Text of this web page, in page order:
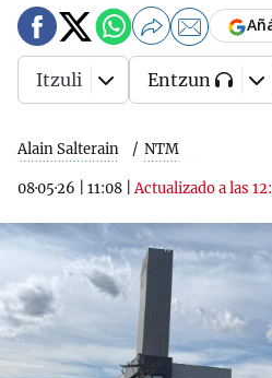
Alain Salterain NTM
08·05·26 11:08 |Actualizado a las
Itzuli Entzun